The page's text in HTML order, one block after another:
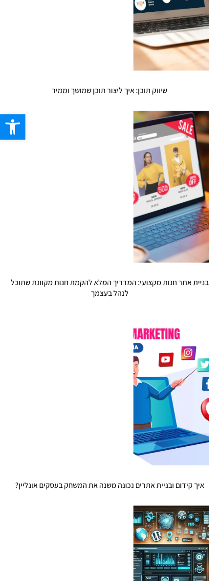
פתח
שיווק תוכן: איך ליצור תוכן שמושך וממיר
בניית אתר חנות מקצועי: המדריך המלא להקמת חנות מקוונת שתוכל
לנהל בעצמך
איך קידום ובניית אתרים נכונה משנה את המשחק בעסקים אונליין?